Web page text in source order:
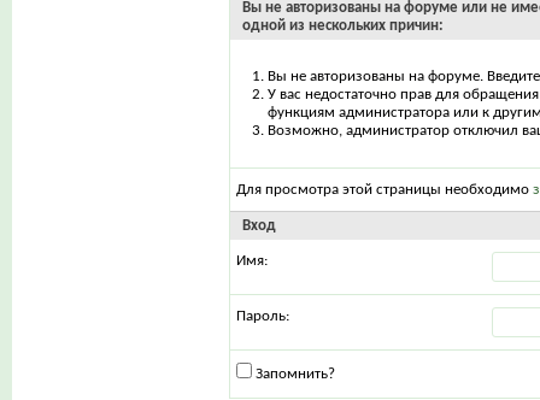
Вы не авторизованы на форуме или не
одной из нескольких причин:
Вы не авторизованы на форуме.
У вас недостаточно прав для
функциям администратора или к
Возможно, администратор отключил
Для просмотра этой страницы необходимо
Вход
Имя:
Пароль:
Запомнить?